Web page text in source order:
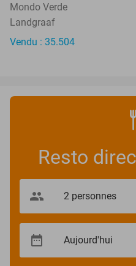
Mondo Verde
Landgraaf
Vendu : 35.504
Resto